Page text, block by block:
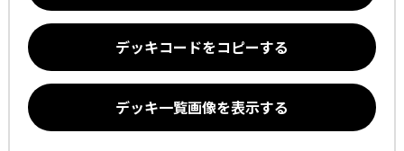
デッキコードをコピーする
デッキ一覧画像を表示する